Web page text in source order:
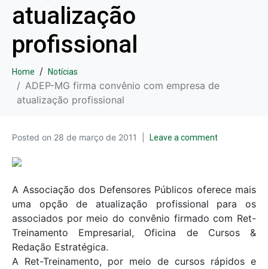
atualização
profissional
Home Notícias
ADEP-MG firma convênio com empresa de
atualização profissional
Posted on 28 de março de 2011 Leave a comment
A Associação dos Defensores Públicos oferece mais
uma opção de atualização profissional para os
associados por meio do convênio firmado com Ret-
Treinamento Empresarial, Oficina de Cursos &
Redação Estratégica.
A Ret-Treinamento, por meio de cursos rápidos e